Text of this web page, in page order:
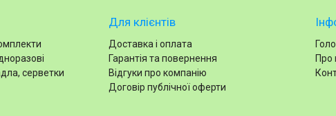
серветки
Для клієнтів
Доставка і оплата
Гарантія та повернення
Відгуки про компанію
Договір публічної оферти
Про